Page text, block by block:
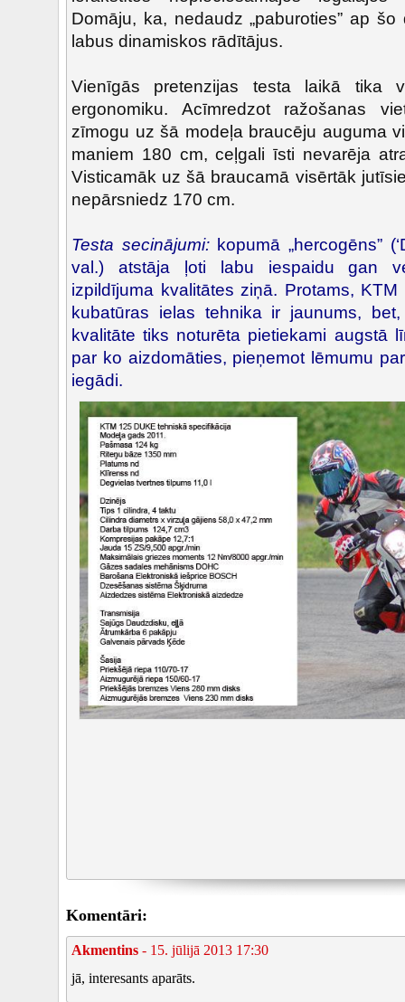
Domāju, ka, nedaudz „paburoties” ap
labus dinamiskos rādītājus.
Vienīgās pretenzijas testa laikā tika
ergonomiku. Acīmredzot ražošanas
zīmogu uz šā modeļa braucēju auguma
maniem 180 cm, ceļgali īsti nevarēja
Visticamāk uz šā braucamā visērtāk
nepārsniedz 170 cm.
Testa secinājumi: kopumā „hercogēns”
val.) atstāja ļoti labu iespaidu gan
izpildījuma kvalitātes ziņā. Protams,
kubatūras ielas tehnika ir jaunums,
kvalitāte tiks noturēta pietiekami augstā
par ko aizdomāties, pieņemot lēmumu
iegādi.
Komentāri:
Akmentins - 15. jūlijā 2013 17:30
jā, interesants aparāts.